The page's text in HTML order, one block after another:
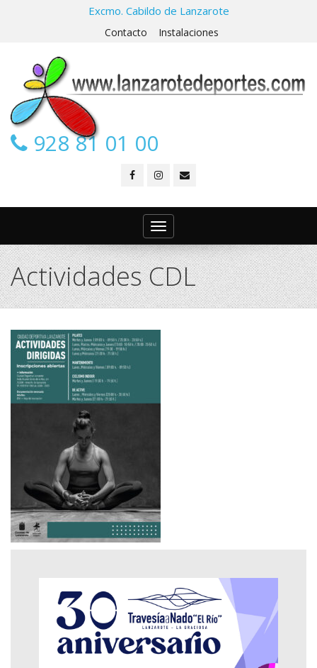
Excmo. Cabildo de Lanzarote
Contacto Instalaciones
928 81 01 00
Toggle
navigation
Actividades CDL